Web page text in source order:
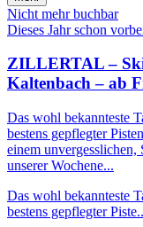
Nicht mehr buchbar
Dieses Jahr schon
ZILLERTAL –
Kaltenbach – ab
Das wohl bekannteste
bestens gepflegter
einem
unserer Wochene...
Das wohl bekannteste
bestens gepflegter